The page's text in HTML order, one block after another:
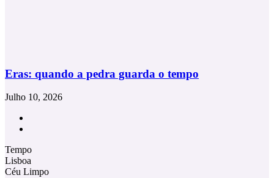
Eras: quando a pedra guarda o tempo
Julho 10, 2026
Tempo
Lisboa
Céu Limpo